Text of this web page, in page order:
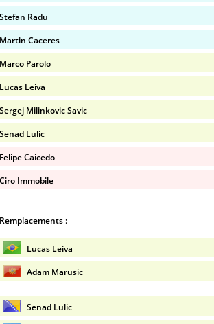
Stefan Radu
Martin Caceres
Marco Parolo
Lucas Leiva
Sergej Milinkovic Savic
Senad Lulic
Felipe Caicedo
Ciro Immobile
Remplacements :
Lucas Leiva
Adam Marusic
Senad Lulic